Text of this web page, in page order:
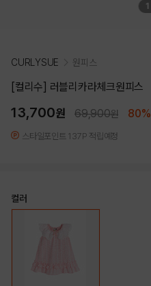
1
CURLYSUE 원피스
[컬리수] 러블리카라체크원피스
13,700원 69,900원 80%
스타일포인트 137P 적립예정
컬러